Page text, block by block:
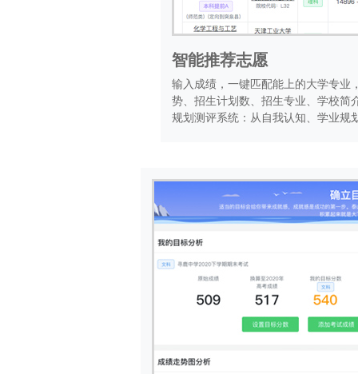
智能推荐志愿
输入成绩，一键匹配能上的大学专业
势、招生计划数、招生专业、学校简
规划测评系统：从自我认知、学业规